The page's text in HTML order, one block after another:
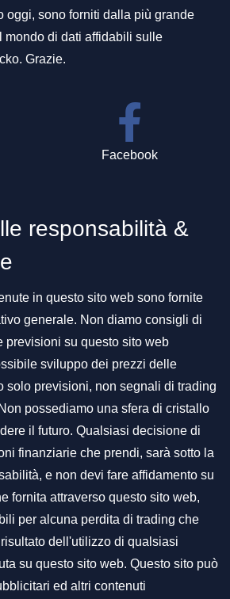
oggi, sono forniti dalla più grande
mondo di dati affidabili sulle
Grazie.
Facebook
responsabilità &
in questo sito web sono fornite
generale. Non diamo consigli di
previsioni su questo sito web
sviluppo dei prezzi delle
solo previsioni, non segnali di trading
possediamo una sfera di cristallo
il futuro. Qualsiasi decisione di
finanziarie che prendi, sarà sotto la
e non devi fare affidamento su
fornita attraverso questo sito web,
per alcuna perdita di trading che
dell'utilizzo di qualsiasi
su questo sito web. Questo sito può
ed altri contenuti